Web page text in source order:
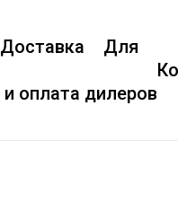
Доставка
и оплата
Для
дилеров